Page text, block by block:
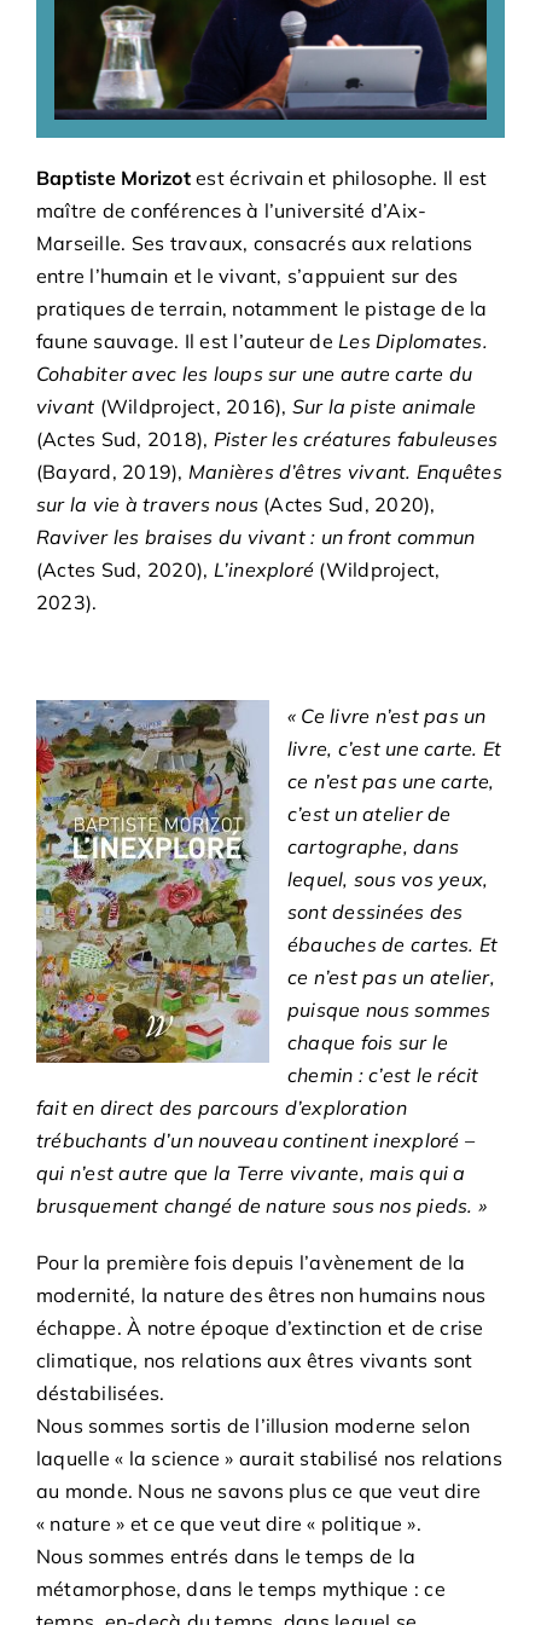
Adhésions
Archives
Contact
Baptiste Morizotest écrivain et philosophe. Il est
maître de conférences à l’université d’Aix-
Marseille. Ses travaux, consacrés aux relations
entre l’humain et le vivant, s’appuient sur des
pratiques de terrain, notamment le pistage de la
faune sauvage. Il est l’auteur deLes Diplomates.
Cohabiter avec les loups sur une autre carte du
vivant (Wildproject, 2016), Sur la piste animale
(Actes Sud, 2018), Pister les créatures fabuleuses
(Bayard, 2019), Manières d’êtres vivant. Enquêtes
sur la vie à travers nous (Actes Sud, 2020),
Raviver les braises du vivant : un front commun
(Actes Sud, 2020), L’inexploré (Wildproject,
2023).
« Ce livre n’est pas un
livre, c’est une carte. Et
ce n’est pas une carte,
c’est un atelier de
carto­graphe, dans
lequel, sous vos yeux,
sont dessinées des
ébauches de cartes. Et
ce n’est pas un atelier,
puisque nous sommes
chaque fois sur le
chemin : c’est le récit
fait en direct des parcours d’exploration
trébuchants d’un nouveau continent inexploré –
qui n’est autre que la Terre vivante, mais qui a
brusquement changé de nature sous nos pieds. »
Pour la première fois depuis l’avènement de la
modernité, la nature des êtres non humains nous
échappe. À notre époque d’extinction et de crise
climatique, nos relations aux êtres vivants sont
déstabilisées.
Nous sommes sortis de l’illusion moderne selon
laquelle « la science » aurait stabilisé nos relations
au monde. Nous ne savons plus ce que veut dire
« nature » et ce que veut dire « politique ».
Nous sommes entrés dans le temps de la
métamorphose, dans le temps mythique : ce